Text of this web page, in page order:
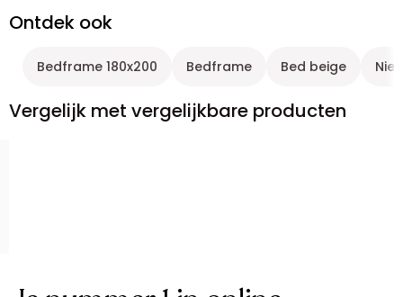
Ontdek ook
Bedframe 180x200 Bedframe Bed beige
Vergelijk met vergelijkbare producten